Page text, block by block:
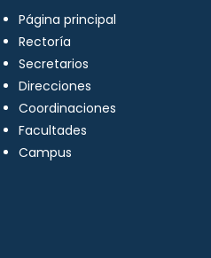
Página principal
Rectoría
Secretarios
Direcciones
Coordinaciones
Facultades
Campus